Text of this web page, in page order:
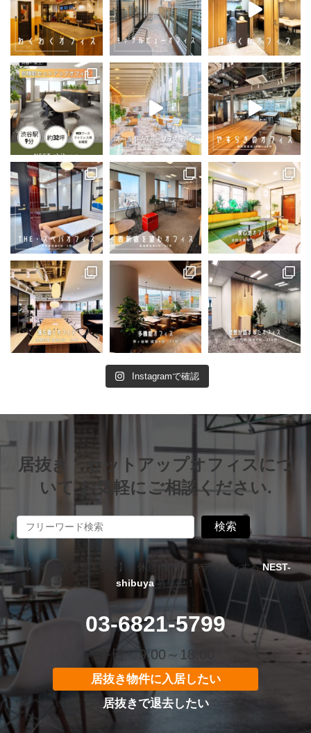
Instagramで確認
居抜き・セットアップオフィスにつ
いて お気軽にご相談ください.
検索
【渋谷・表参道エリア】「休息×集中」をデザインするNEST-
shibuya募集中！
03-6821-5799
平日 9:00～18:00
居抜き物件に入居したい
居抜きで退去したい